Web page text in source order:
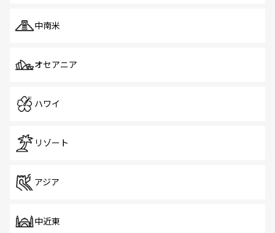
中南米
オセアニア
ハワイ
リゾート
アジア
中近東